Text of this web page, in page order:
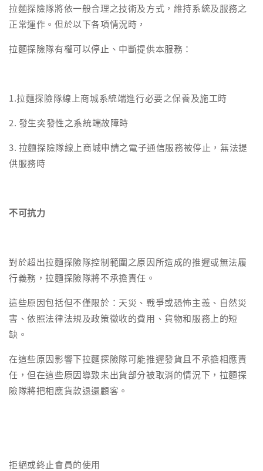
拉麵探險隊將依一般合理之技術及方式，維持系統及服務之
正常運作。但於以下各項情況時，
拉麵探險隊有權可以停止、中斷提供本服務：
1.拉麵探險隊線上商城系統端進行必要之保養及施工時
2. 發生突發性之系統端故障時
3. 拉麵探險隊線上商城申請之電子通信服務被停止，無法提
供服務時
不可抗力
對於超出拉麵探險隊控制範圍之原因所造成的推遲或無法履
行義務，拉麵探險隊將不承擔責任。
這些原因包括但不僅限於：天災、戰爭或恐怖主義、自然災
害、依照法律法規及政策徵收的費用、貨物和服務上的短
缺。
在這些原因影響下拉麵探險隊可能推遲發貨且不承擔相應責
任，但在這些原因導致未出貨部分被取消的情況下，拉麵探
險隊將把相應貨款退還顧客。
拒絕或終止會員的使用